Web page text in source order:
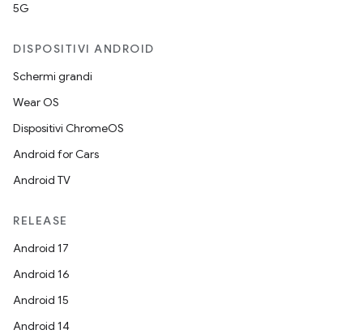
5G
DISPOSITIVI ANDROID
Schermi grandi
Wear OS
Dispositivi ChromeOS
Android for Cars
Android TV
RELEASE
Android 17
Android 16
Android 15
Android 14